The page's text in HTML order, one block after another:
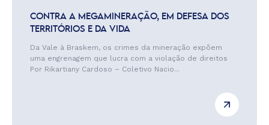
CONTRA A MEGAMINERAÇÃO, EM DEFESA DOS
TERRITÓRIOS E DA VIDA
Da Vale à Braskem, os crimes da mineração expõem
uma engrenagem que lucra com a violação de direitos
Por Rikartiany Cardoso – Coletivo Nacio...